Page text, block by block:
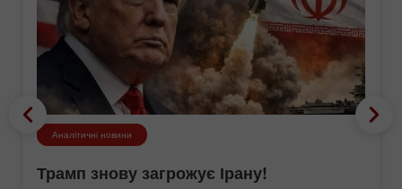
Аналітичні новини
Трамп знову загрожує Ірану!